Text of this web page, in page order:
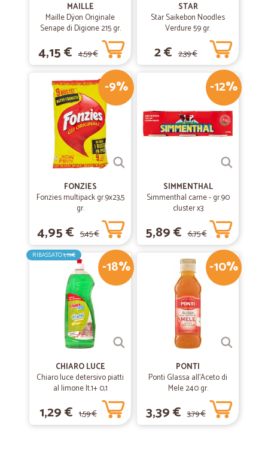
MAILLE
Maille Dÿon Originale
Senape di Digione 215 gr.
4,15 € 4,59 €
STAR
Star Saikebon Noodles
Verdure 59 gr.
2 € 2,39 €
-9%
FONZIES
Fonzies multipack gr.9x23,5
gr.
4,95 € 5,45 €
-12%
SIMMENTHAL
Simmenthal carne - gr.90
cluster x3
5,89 € 6,75 €
-18%
RIBASSATO1,79€
CHIARO LUCE
Chiaro luce detersivo piatti
al limone lt.1+ 0,1
1,29 € 1,59 €
-10%
PONTI
Ponti Glassa all'Aceto di
Mele 240 gr.
3,39 € 3,79 €